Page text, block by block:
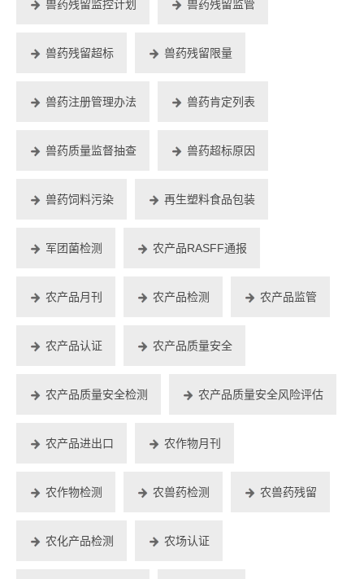
兽药残留监控计划 兽药残留监管
兽药残留超标 兽药残留限量
兽药注册管理办法 兽药肯定列表
兽药质量监督抽查 兽药超标原因
兽药饲料污染 再生塑料食品包装
军团菌检测 农产品RASFF通报
农产品月刊 农产品检测 农产品监管
农产品认证 农产品质量安全
农产品质量安全检测 农产品质量安全风险评估
农产品进出口 农作物月刊
农作物检测 农兽药检测 农兽药残留
农化产品检测 农场认证